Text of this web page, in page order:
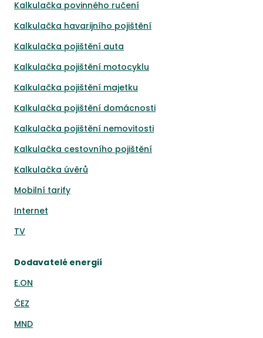
Kalkulačka povinného ručení
Kalkulačka havarijního pojištění
Kalkulačka pojištění auta
Kalkulačka pojištění motocyklu
Kalkulačka pojištění majetku
Kalkulačka pojištění domácnosti
Kalkulačka pojištění nemovitosti
Kalkulačka cestovního pojištění
Kalkulačka úvěrů
Mobilní tarify
Internet
TV
Dodavatelé energií
E.ON
ČEZ
MND